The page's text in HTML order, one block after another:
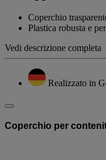
pagina.Coperchio
Plastica robusta e
Vedi descrizione completa
Realizzato in
Coperchio per